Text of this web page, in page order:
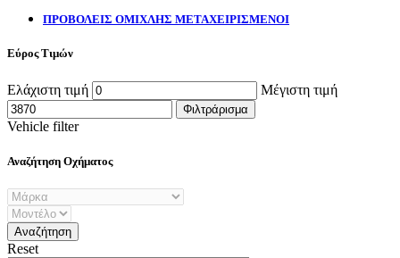
ΠΡΟΒΟΛΕΙΣ ΟΜΙΧΛΗΣ ΜΕΤΑΧΕΙΡΙΣΜΕΝΟΙ
Εύρος Τιμών
Ελάχιστη τιμή Μέγιστη τιμή
Φιλτράρισμα
Vehicle filter
Αναζήτηση Οχήματος
Reset